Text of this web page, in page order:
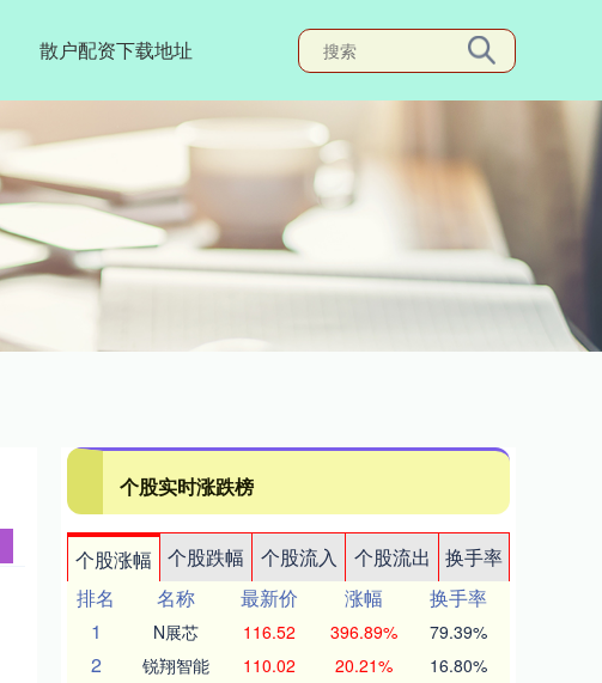
散户配资下载地址
个股实时涨跌榜
个股涨幅 个股跌幅 个股流入 个股流出
换手率
排名
名称 最新价 涨幅
换手率
1
N展芯 116.52 396.89% 79.39%
2 锐翔智能 110.02 20.21% 16.80%